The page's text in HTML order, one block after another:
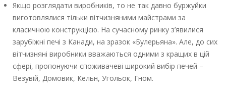
Якщо розглядати виробників, то не так давно буржуйки
виготовлялися тільки вітчизняними майстрами за
класичною конструкцією. На сучасному ринку з’явилися
зарубіжні печі з Канади, на зразок «Булерьяна». Але, до сих
вітчизняні виробники вважаються одними з кращих в цій
сфері, пропонуючи споживачеві широкий вибір печей –
Везувій, Домовик, Кельн, Угольок, Гном.